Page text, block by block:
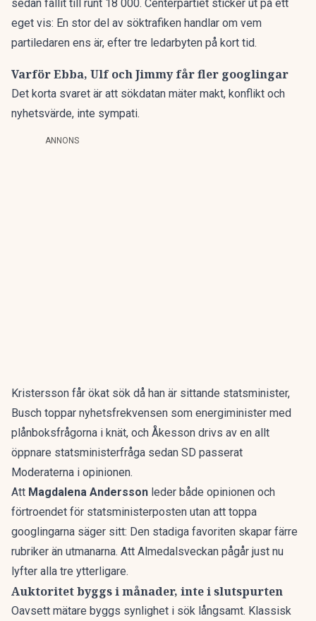
sedan fallit till runt 18 000. Centerpartiet sticker ut på ett
eget vis: En stor del av söktrafiken handlar om vem
partiledaren ens är, efter tre ledarbyten på kort tid.
Varför Ebba, Ulf och Jimmy får fler googlingar
Det korta svaret är att sökdatan mäter makt, konflikt och
nyhetsvärde, inte sympati.
ANNONS
Kristersson får ökat sök då han är sittande statsminister,
Busch toppar nyhetsfrekvensen som energiminister med
plånboksfrågorna i knät, och Åkesson drivs av en allt
öppnare statsministerfråga sedan SD passerat
Moderaterna i opinionen.
Att Magdalena Andersson leder både opinionen och
förtroendet för statsministerposten utan att toppa
googlingarna säger sitt: Den stadiga favoriten skapar färre
rubriker än utmanarna. Att Almedalsveckan pågår just nu
lyfter alla tre ytterligare.
Auktoritet byggs i månader, inte i slutspurten
Oavsett mätare byggs synlighet i sök långsamt. Klassisk